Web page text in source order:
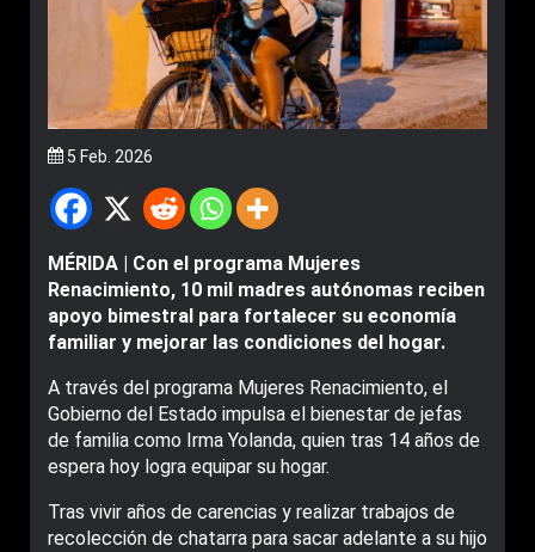
5 Feb. 2026
MÉRIDA | Con el programa Mujeres
Renacimiento, 10 mil madres autónomas reciben
apoyo bimestral para fortalecer su economía
familiar y mejorar las condiciones del hogar.
A través del programa Mujeres Renacimiento, el
Gobierno del Estado impulsa el bienestar de jefas
de familia como Irma Yolanda, quien tras 14 años de
espera hoy logra equipar su hogar.
Tras vivir años de carencias y realizar trabajos de
recolección de chatarra para sacar adelante a su hijo